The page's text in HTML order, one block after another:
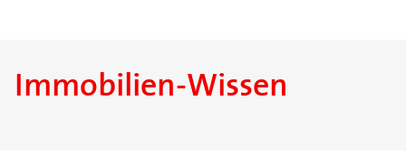
Immobilien-Wissen